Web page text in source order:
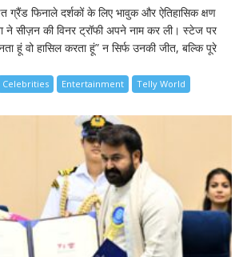
ग्रैंड फिनाले दर्शकों के लिए भावुक और ऐतिहासिक क्षण
ने सीज़न की विनर ट्रॉफी अपने नाम कर ली। स्टेज पर
हूं वो हासिल करता हूं” न सिर्फ उनकी जीत, बल्कि पूरे
Celebrities Entertainment Telly World